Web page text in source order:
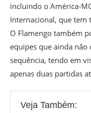
incluindo o América-
Internacional, que tem
O Flamengo também
equipes que ainda
sequência, tendo em
apenas duas partidas
Veja Também: